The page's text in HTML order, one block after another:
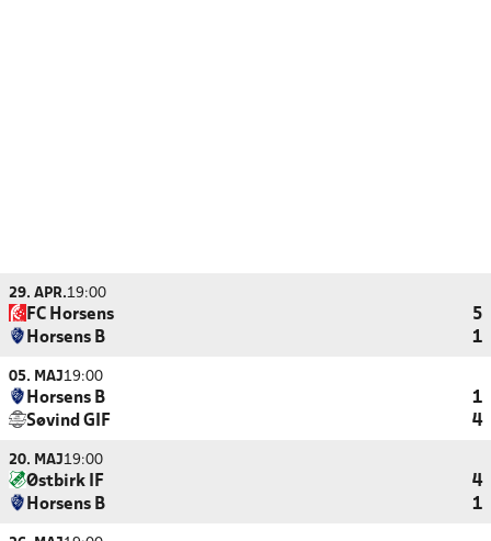
29. APR.19:00
FC Horsens
5
Horsens B
1
05. MAJ19:00
Horsens B
1
Søvind GIF
4
20. MAJ19:00
Østbirk IF
4
Horsens B
1